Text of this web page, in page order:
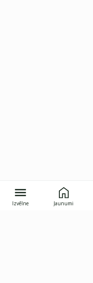
Izvēlne Jaunumi